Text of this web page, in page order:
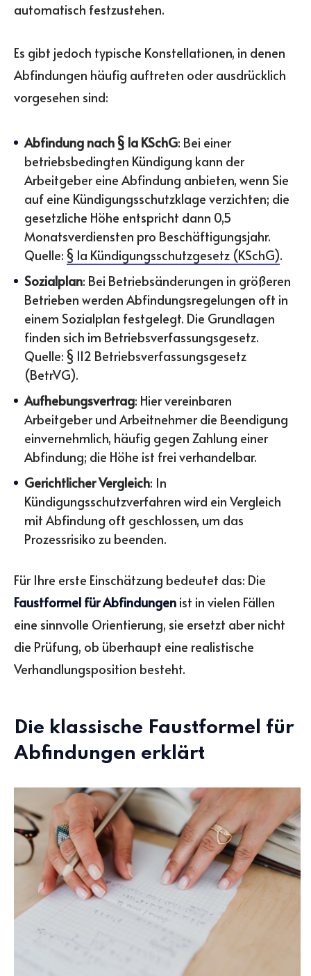
automatisch festzustehen.
Es gibt jedoch typische Konstellationen, in denen
Abfindungen häufig auftreten oder ausdrücklich
vorgesehen sind:
Abfindung nach § 1a KSchG: Bei einer
betriebsbedingten Kündigung kann der
Arbeitgeber eine Abfindung anbieten, wenn Sie
auf eine Kündigungsschutzklage verzichten; die
gesetzliche Höhe entspricht dann 0,5
Monatsverdiensten pro Beschäftigungsjahr.
Quelle: § 1a Kündigungsschutzgesetz (KSchG).
Sozialplan: Bei Betriebsänderungen in größeren
Betrieben werden Abfindungsregelungen oft in
einem Sozialplan festgelegt. Die Grundlagen
finden sich im Betriebsverfassungsgesetz.
Quelle: § 112 Betriebsverfassungsgesetz
(BetrVG).
Aufhebungsvertrag: Hier vereinbaren
Arbeitgeber und Arbeitnehmer die Beendigung
einvernehmlich, häufig gegen Zahlung einer
Abfindung; die Höhe ist frei verhandelbar.
Gerichtlicher Vergleich: In
Kündigungsschutzverfahren wird ein Vergleich
mit Abfindung oft geschlossen, um das
Prozessrisiko zu beenden.
Für Ihre erste Einschätzung bedeutet das: Die
Faustformel für Abfindungen ist in vielen Fällen
eine sinnvolle Orientierung, sie ersetzt aber nicht
die Prüfung, ob überhaupt eine realistische
Verhandlungsposition besteht.
Die klassische Faustformel für
Abfindungen erklärt